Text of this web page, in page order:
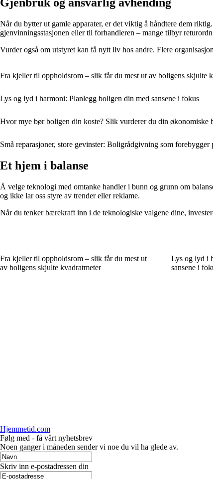
Når du bytter ut gamle apparater, er det viktig å håndtere dem
gjenvinningsstasjonen eller til forhandleren – mange tilbyr
Vurder også om utstyret kan få nytt liv hos andre. Flere
Fra kjeller til oppholdsrom – slik får du mest ut av boligens skjulte
Lys og lyd i harmoni: Planlegg boligen din med sansene i fokus
Hvor mye bør boligen din koste? Slik vurderer du din økonomiske
Små reparasjoner, store gevinster: Boligrådgivning som forebygger
Et hjem i balanse
Å velge teknologi med omtanke handler i bunn og grunn om
og ikke lar oss styre av trender eller reklame.
Når du tenker bærekraft inn i de teknologiske valgene dine,
Fra kjeller til oppholdsrom – slik får du mest ut
av boligens skjulte kvadratmeter
Lys og lyd i
sansene i
Hjemmetid.com
Følg med - få vårt nyhetsbrev
Noen ganger i måneden sender vi noe du vil ha glede av.
Skriv inn e-postadressen din